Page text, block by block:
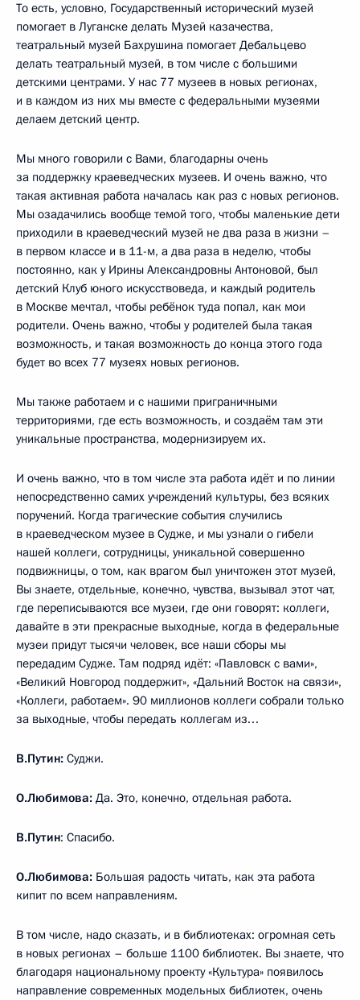
То есть, условно, Государственный исторический музей
помогает в Луганске делать Музей казачества,
театральный музей Бахрушина помогает Дебальцево
делать театральный музей, в том числе с большими
детскими центрами. У нас 77 музеев в новых регионах,
и в каждом из них мы вместе с федеральными музеями
делаем детский центр.
Мы много говорили с Вами, благодарны очень
за поддержку краеведческих музеев. И очень важно, что
такая активная работа началась как раз с новых регионов.
Мы озадачились вообще темой того, чтобы маленькие дети
приходили в краеведческий музей не два раза в жизни –
в первом классе и в 11-м, а два раза в неделю, чтобы
постоянно, как у Ирины Александровны Антоновой, был
детский Клуб юного искусствоведа, и каждый родитель
в Москве мечтал, чтобы ребёнок туда попал, как мои
родители. Очень важно, чтобы у родителей была такая
возможность, и такая возможность до конца этого года
будет во всех 77 музеях новых регионов.
Мы также работаем и с нашими приграничными
территориями, где есть возможность, и создаём там эти
уникальные пространства, модернизируем их.
И очень важно, что в том числе эта работа идёт и по линии
непосредственно самих учреждений культуры, без всяких
поручений. Когда трагические события случились
в краеведческом музее в Судже, и мы узнали о гибели
нашей коллеги, сотрудницы, уникальной совершенно
подвижницы, о том, как врагом был уничтожен этот музей,
Вы знаете, отдельные, конечно, чувства, вызывал этот чат,
где переписываются все музеи, где они говорят: коллеги,
давайте в эти прекрасные выходные, когда в федеральные
музеи придут тысячи человек, все наши сборы мы
передадим Судже. Там подряд идёт: «Павловск с вами»,
«Великий Новгород поддержит», «Дальний Восток на связи»,
«Коллеги, работаем». 90 миллионов коллеги собрали только
за выходные, чтобы передать коллегам из…
В.Путин: Суджи.
О.Любимова: Да. Это, конечно, отдельная работа.
В.Путин: Спасибо.
О.Любимова: Большая радость читать, как эта работа
кипит по всем направлениям.
В том числе, надо сказать, и в библиотеках: огромная сеть
в новых регионах – больше 1100 библиотек. Вы знаете, что
благодаря национальному проекту «Культура» появилось
направление современных модельных библиотек, очень